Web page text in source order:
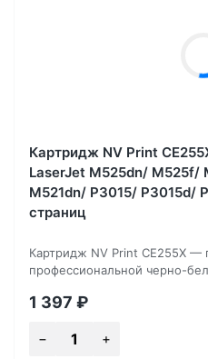
Картридж NV Print
LaserJet M525dn/ M525f/
M521dn/ P3015/ P3015d/
страниц
Картридж NV Print CE255X
профессиональной черно-
1 397 ₽